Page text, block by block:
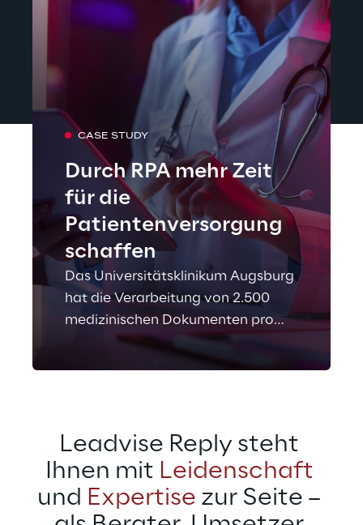
CASE STUDY
Durch RPA mehr Zeit
für die
Patientenversorgung
schaffen
Das Universitätsklinikum Augsburg
hat die Verarbeitung von 2.500
medizinischen Dokumenten pro
Monat automatisiert.
Leadvise Reply steht
Ihnen mit Leidenschaft
und Expertise zur Seite –